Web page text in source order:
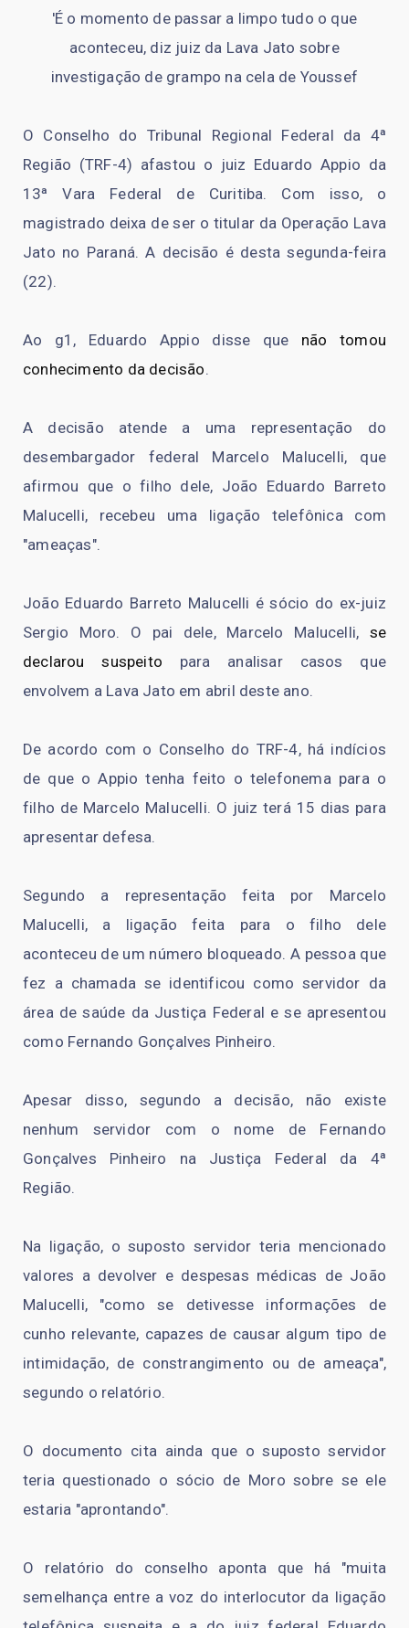
'É o momento de passar a limpo tudo o que
aconteceu, diz juiz da Lava Jato sobre
investigação de grampo na cela de Youssef
O Conselho do Tribunal Regional Federal da 4ª
Região (TRF-4) afastou o juiz Eduardo Appio da
13ª Vara Federal de Curitiba. Com isso, o
magistrado deixa de ser o titular da Operação Lava
Jato no Paraná. A decisão é desta segunda-feira
(22).
Ao g1, Eduardo Appio disse que não tomou
conhecimento da decisão.
A decisão atende a uma representação do
desembargador federal Marcelo Malucelli, que
afirmou que o filho dele, João Eduardo Barreto
Malucelli, recebeu uma ligação telefônica com
"ameaças".
João Eduardo Barreto Malucelli é sócio do ex-juiz
Sergio Moro. O pai dele, Marcelo Malucelli, se
declarou suspeito para analisar casos que
envolvem a Lava Jato em abril deste ano.
De acordo com o Conselho do TRF-4, há indícios
de que o Appio tenha feito o telefonema para o
filho de Marcelo Malucelli. O juiz terá 15 dias para
apresentar defesa.
Segundo a representação feita por Marcelo
Malucelli, a ligação feita para o filho dele
aconteceu de um número bloqueado. A pessoa que
fez a chamada se identificou como servidor da
área de saúde da Justiça Federal e se apresentou
como Fernando Gonçalves Pinheiro.
Apesar disso, segundo a decisão, não existe
nenhum servidor com o nome de Fernando
Gonçalves Pinheiro na Justiça Federal da 4ª
Região.
Na ligação, o suposto servidor teria mencionado
valores a devolver e despesas médicas de João
Malucelli, "como se detivesse informações de
cunho relevante, capazes de causar algum tipo de
intimidação, de constrangimento ou de ameaça",
segundo o relatório.
O documento cita ainda que o suposto servidor
teria questionado o sócio de Moro sobre se ele
estaria "aprontando".
O relatório do conselho aponta que há "muita
semelhança entre a voz do interlocutor da ligação